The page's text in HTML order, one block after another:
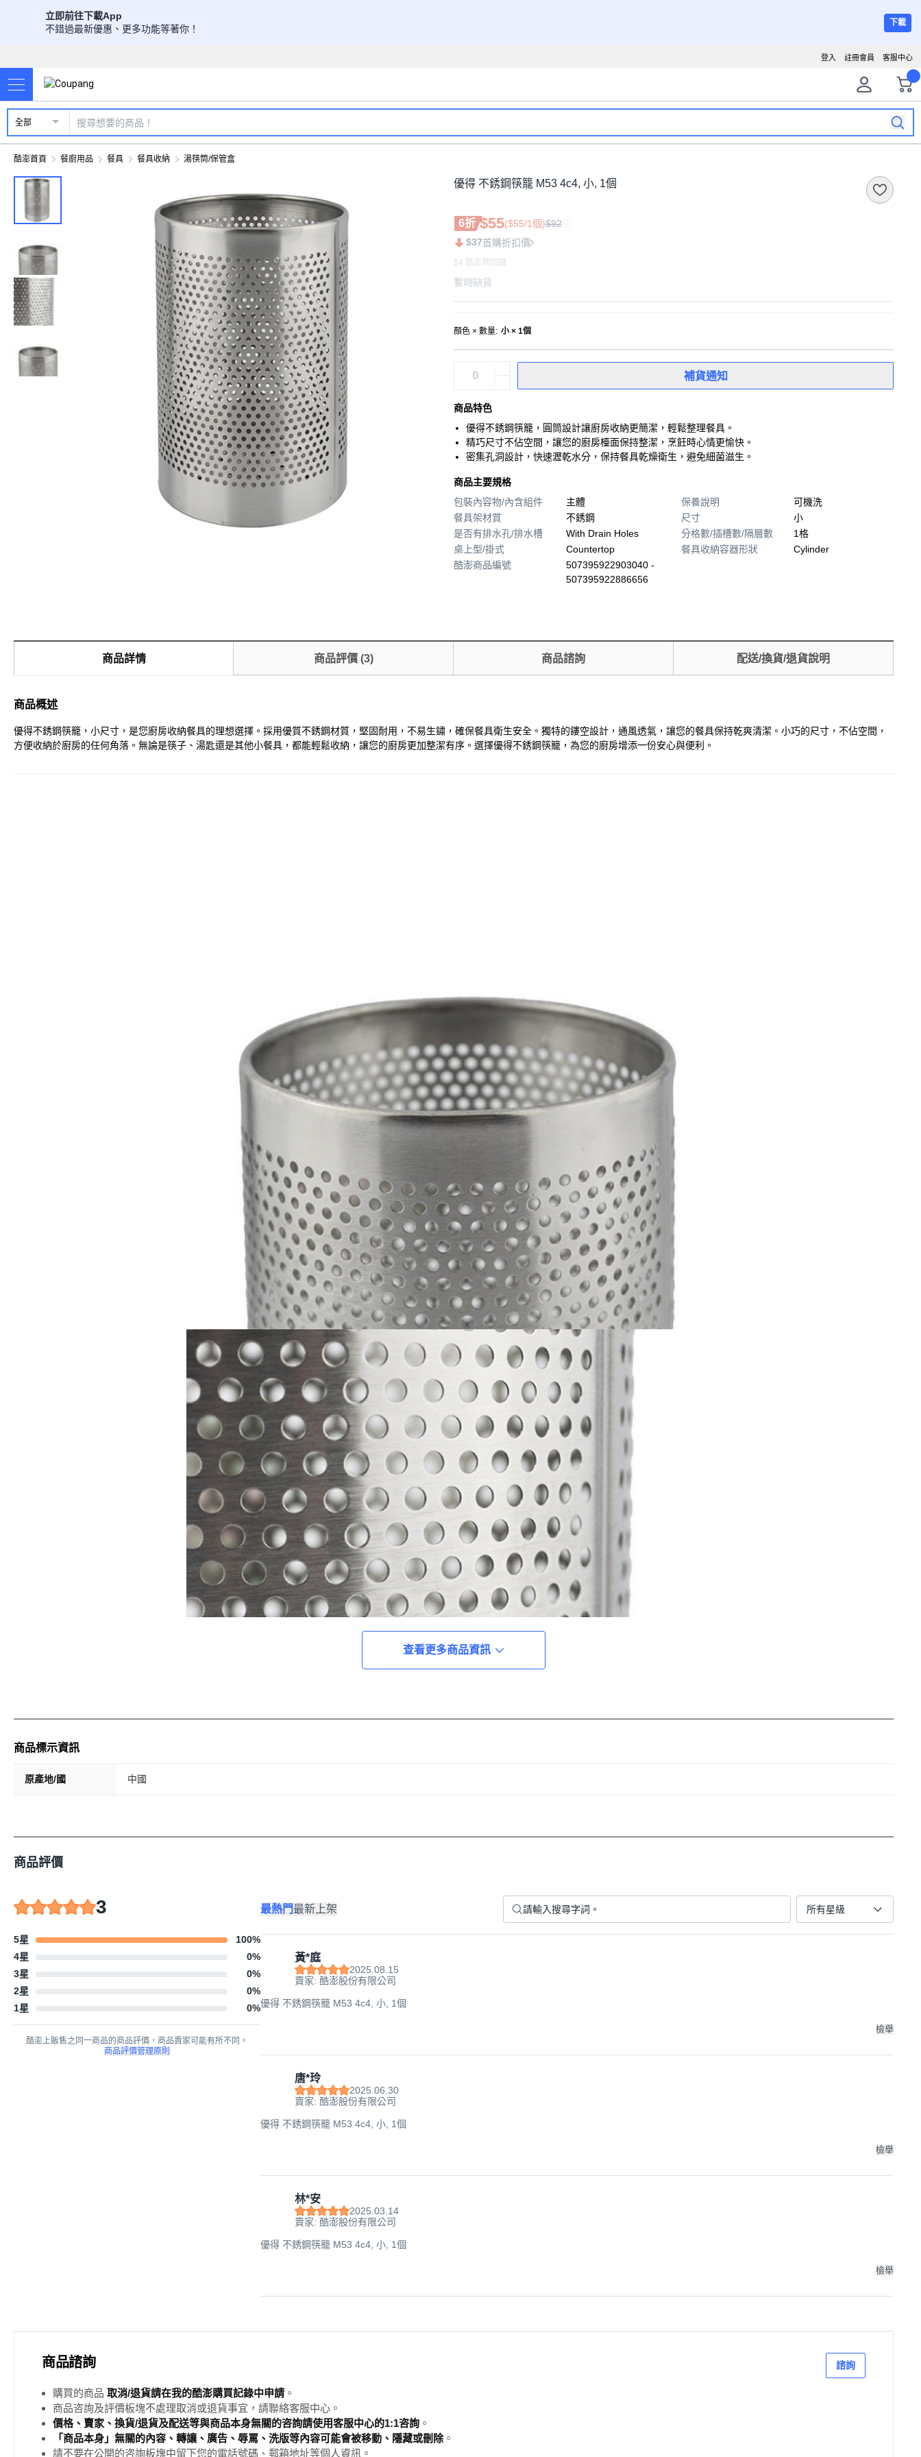
立即前往下載App
不錯過最新優惠、更多功能等著你！
下載
客服中心
註冊會員
登入
全部
酷澎首頁 餐廚用品 餐具 餐具收納 湯筷筒/保管盒
優得 不銹鋼筷籠 M53 4c4, 小, 1個
6折 $55($55/1個)$92
$37首購折扣價
$4 酷澎幣回饋
暫時缺貨
顏色 × 數量: 小 × 1個
補貨通知
商品特色
優得不銹鋼筷籠，圓筒設計讓廚房收納更簡潔，輕鬆整理餐具。
精巧尺寸不佔空間，讓您的廚房檯面保持整潔，烹飪時心情更愉快。
密集孔洞設計，快速瀝乾水分，保持餐具乾燥衛生，避免細菌滋生。
商品主要規格
包裝內容物/內含組件
主體
餐具架材質
不銹鋼
是否有排水孔/排水槽
With Drain Holes
桌上型/掛式
Countertop
酷澎商品編號
507395922903040 -
507395922886656
保養說明
可機洗
尺寸
小
分格數/插槽數/隔層數
1格
餐具收納容器形狀
Cylinder
商品詳情 商品評價(3) 商品諮詢 配送/換貨/退貨說明
商品概述
優得不銹鋼筷籠，小尺寸，是您廚房收納餐具的理想選擇。採用優質不銹鋼材質，堅固耐用，不易生鏽，確保餐具衛生安全。獨特的鏤空設計，通風透氣，讓您的餐具保持乾爽清潔。小巧的尺寸，不佔空間，
方便收納於廚房的任何角落。無論是筷子、湯匙還是其他小餐具，都能輕鬆收納，讓您的廚房更加整潔有序。選擇優得不銹鋼筷籠，為您的廚房增添一份安心與便利。
查看更多商品資訊
商品標示資訊
原產地/國 中國
商品評價
3
5星 100%
4星
0%
3星
0%
2星
0%
1星
0%
酷澎上販售之同一商品的商品評價，商品賣家可能有所不同。
商品評價管理原則
最熱門最新上架 所有星級
黃*庭
2025.08.15
賣家: 酷澎股份有限公司
優得 不銹鋼筷籠 M53 4c4, 小, 1個
檢舉
唐*玲
2025.06.30
賣家: 酷澎股份有限公司
優得 不銹鋼筷籠 M53 4c4, 小, 1個
檢舉
林*安
2025.03.14
賣家: 酷澎股份有限公司
優得 不銹鋼筷籠 M53 4c4, 小, 1個
檢舉
商品諮詢 諮詢
購買的商品 取消/退貨請在我的酷澎購買記錄中申請 。
商品咨詢及評價板塊不處理取消或退貨事宜，請聯絡客服中心。
價格、賣家、換貨/退貨及配送等與商品本身無關的咨詢請使用客服中心的1:1咨詢 。
「商品本身」無關的內容、轉讓、廣告、辱罵、洗版等內容可能會被移動、隱藏或刪除。
請不要在公開的咨詢板塊中留下您的電話號碼、郵箱地址等個人資訊。